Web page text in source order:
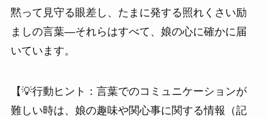
黙って見守る眼差し、たまに発する照れくさい励
ましの言葉—それらはすべて、娘の心に確かに届
いています。
【💡行動ヒント：言葉でのコミュニケーションが
難しい時は、娘の趣味や関心事に関する情報（記